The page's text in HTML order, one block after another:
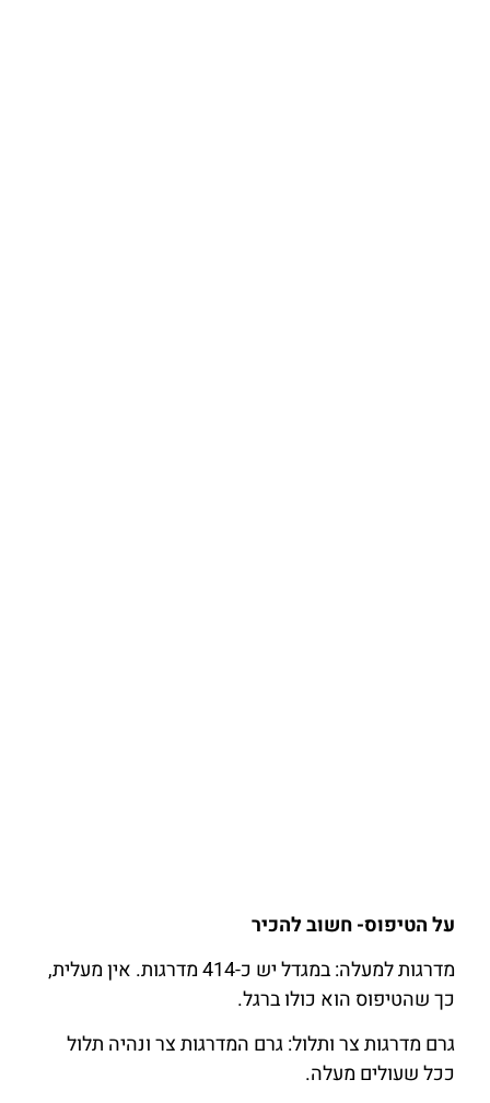
על הטיפוס- חשוב להכיר
מדרגות למעלה: במגדל יש כ-414 מדרגות. אין מעלית,
כך שהטיפוס הוא כולו ברגל.
גרם מדרגות צר ותלול: גרם המדרגות צר ונהיה תלול
ככל שעולים מעלה.